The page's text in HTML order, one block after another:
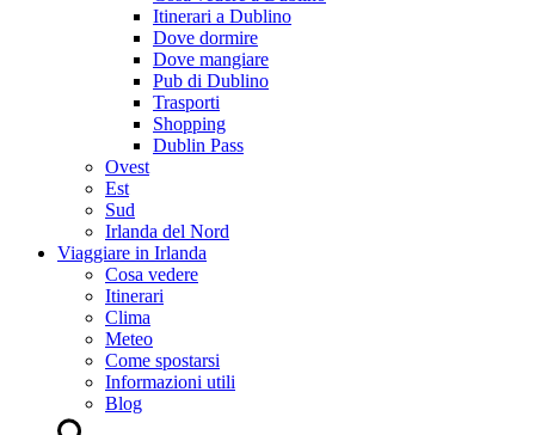
Itinerari a Dublino
Dove dormire
Dove mangiare
Pub di Dublino
Trasporti
Shopping
Dublin Pass
Ovest
Est
Sud
Irlanda del Nord
Viaggiare in Irlanda
Cosa vedere
Itinerari
Clima
Meteo
Come spostarsi
Informazioni utili
Blog